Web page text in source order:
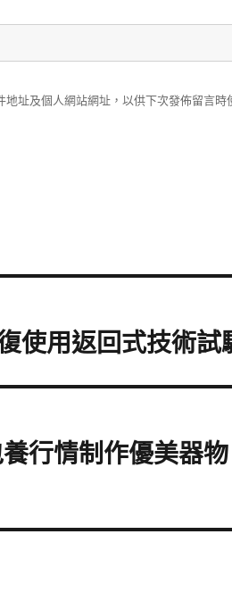
址及個人網站網址，以供下次發佈留言時
使用返回式技術試
行情制作優美器